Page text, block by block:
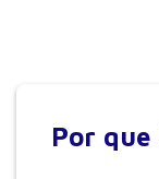
Por que